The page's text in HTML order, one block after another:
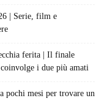
| Serie, film e
ferita | Il finale
i due più amati
pochi mesi per trovare un